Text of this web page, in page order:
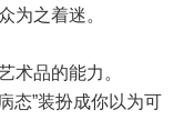
之着迷。
术品的能力。
态”装扮成你以为可